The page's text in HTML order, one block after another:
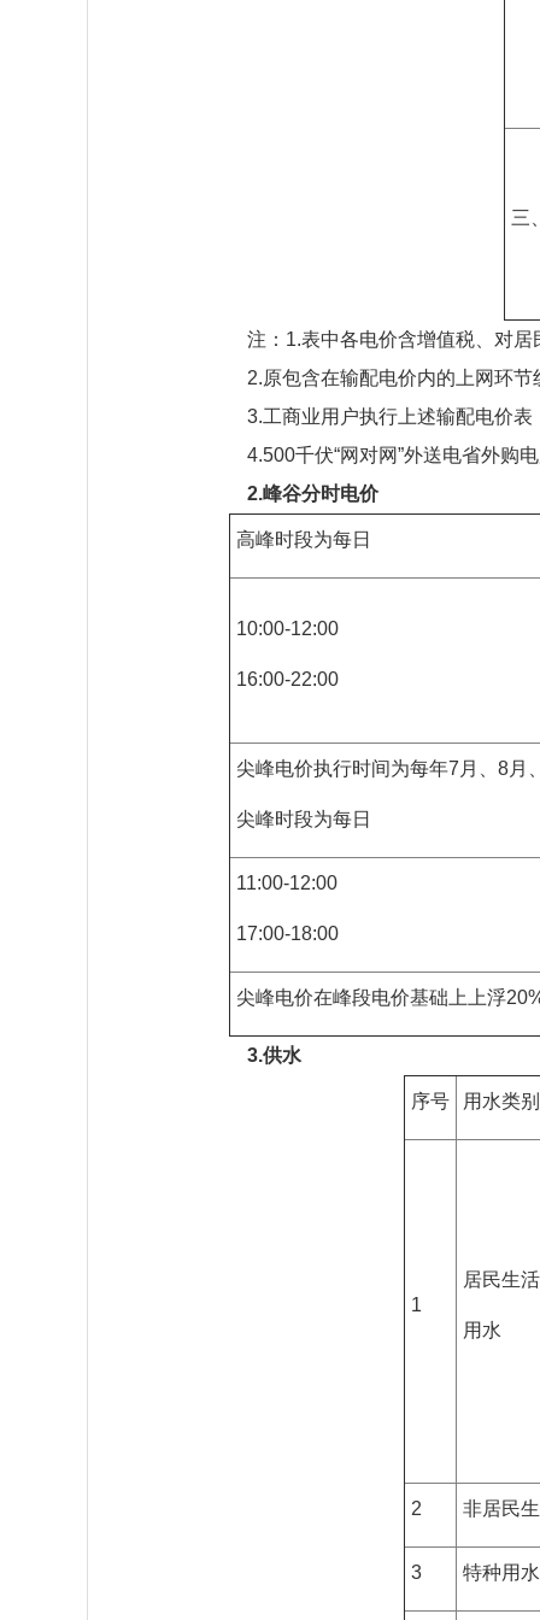
三
注：1.表中各电价含增值税、对
2.原包含在输配电价内的上网环
3.工商业用户执行上述输配电价
4.500千伏“网对网”外送电省外购
2.峰谷分时电价
高峰时段为每日
10:00-12:00
16:00-22:00
尖峰电价执行时间为每年7月、8月
尖峰时段为每日
11:00-12:00
17:00-18:00
尖峰电价在峰段电价基础上上浮
3.供水
序号 用水类别
1
居民生活
用水
2 非居民
3 特种用水